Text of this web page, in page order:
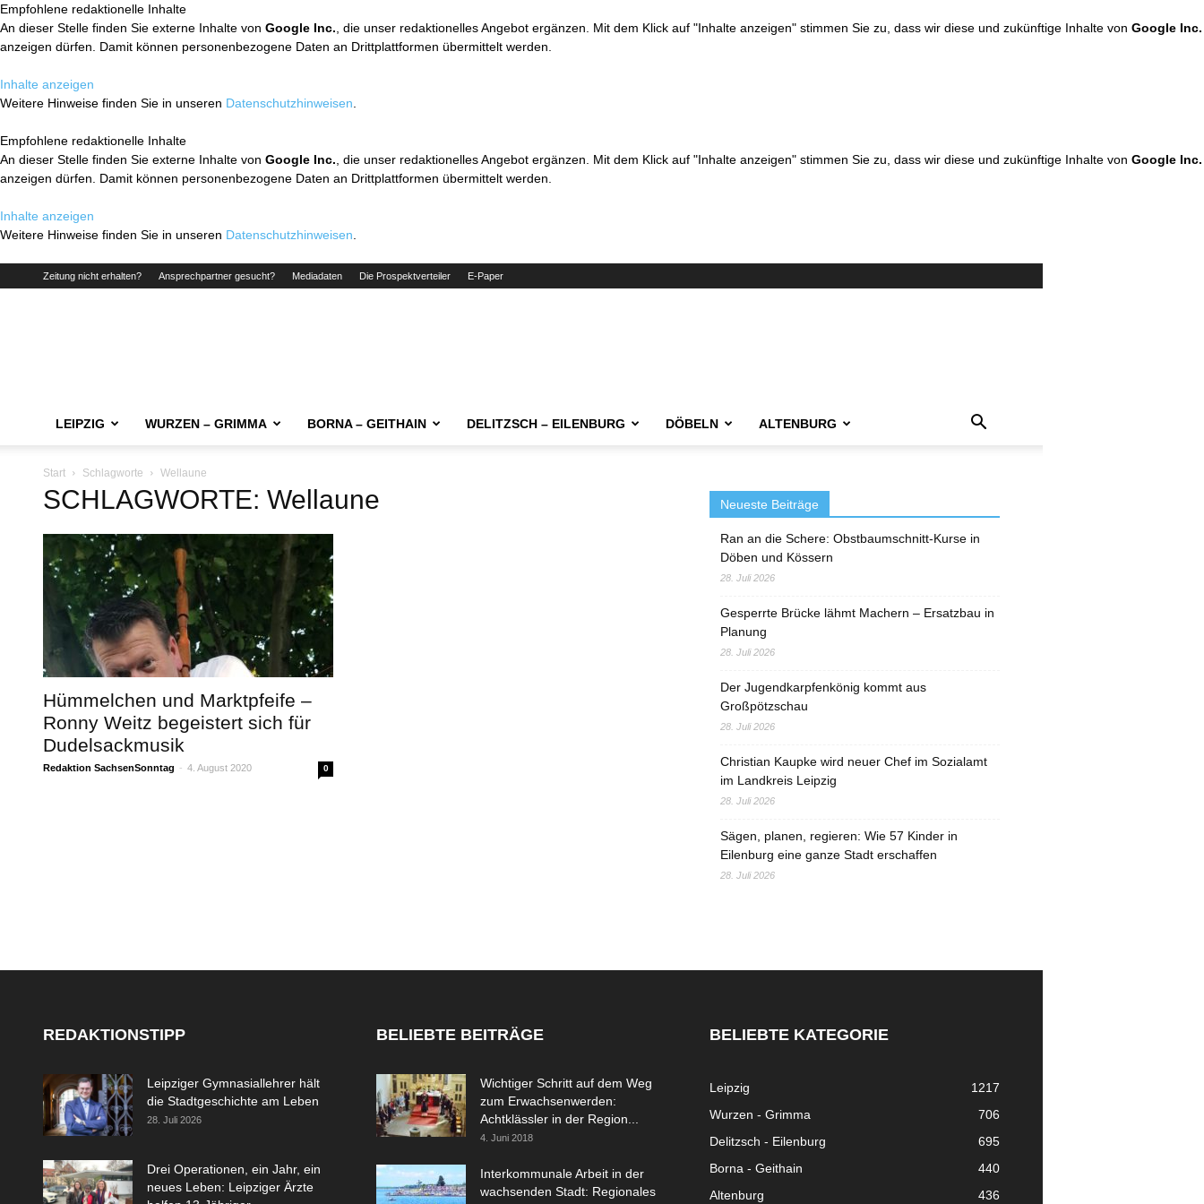
Empfohlene redaktionelle Inhalte
An dieser Stelle finden Sie externe Inhalte von Google Inc. , die unser redaktionelles Angebot ergänzen. Mit dem Klick auf "Inhalte anzeigen" stimmen Sie zu, dass wir diese und zukünftige Inhalte von Google Inc.
anzeigen dürfen. Damit können personenbezogene Daten an Drittplattformen übermittelt werden.
Inhalte anzeigen
Weitere Hinweise finden Sie in unseren Datenschutzhinweisen
Empfohlene redaktionelle Inhalte
An dieser Stelle finden Sie externe Inhalte von Google Inc. , die unser redaktionelles Angebot ergänzen. Mit dem Klick auf "Inhalte anzeigen" stimmen Sie zu, dass wir diese und zukünftige Inhalte von Google Inc.
anzeigen dürfen. Damit können personenbezogene Daten an Drittplattformen übermittelt werden.
Inhalte anzeigen
Weitere Hinweise finden Sie in unseren Datenschutzhinweisen
Zeitung nicht erhalten? Ansprechpartner gesucht? Mediadaten Die Prospektverteiler E-Paper
LEIPZIG WURZEN – GRIMMA BORNA – GEITHAIN DELITZSCH – EILENBURG DÖBELN ALTENBURG
Start Schlagworte Wellaune
SCHLAGWORTE: Wellaune
Hümmelchen und Marktpfeife –
Ronny Weitz begeistert sich für
Dudelsackmusik
Redaktion SachsenSonntag - 4. August 2020 0
Neueste Beiträge
Ran an die Schere: Obstbaumschnitt-Kurse in
Döben und Kössern
28. Juli 2026
Gesperrte Brücke lähmt Machern – Ersatzbau in
Planung
28. Juli 2026
Der Jugendkarpfenkönig kommt aus
Großpötzschau
28. Juli 2026
Christian Kaupke wird neuer Chef im Sozialamt
im Landkreis Leipzig
28. Juli 2026
Sägen, planen, regieren: Wie 57 Kinder in
Eilenburg eine ganze Stadt erschaffen
28. Juli 2026
REDAKTIONSTIPP
Leipziger Gymnasiallehrer hält
die Stadtgeschichte am Leben
28. Juli 2026
Drei Operationen, ein Jahr, ein
neues Leben: Leipziger Ärzte
BELIEBTE BEITRÄGE
Wichtiger Schritt auf dem Weg
zum Erwachsenwerden:
Achtklässler in der Region...
4. Juni 2018
Interkommunale Arbeit in der
wachsenden Stadt: Regionales
BELIEBTE KATEGORIE
Leipzig
1217
Wurzen - Grimma
706
Delitzsch - Eilenburg
695
Borna - Geithain
440
Altenburg
436